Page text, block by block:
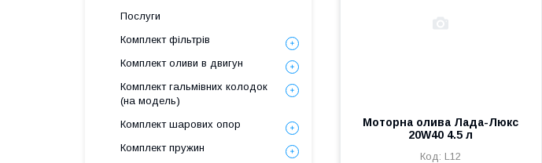
Моторна олива Лада-Люкс
20W40 4.5 л
L12
Послуги
Комплект фільтрів
Комплект оливи в двигун
Комплект гальмівних колодок
(на модель)
Комплект шарових опор
Комплект пружин